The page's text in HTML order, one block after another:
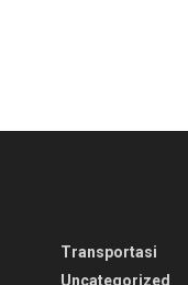
Transportasi
Uncategorized